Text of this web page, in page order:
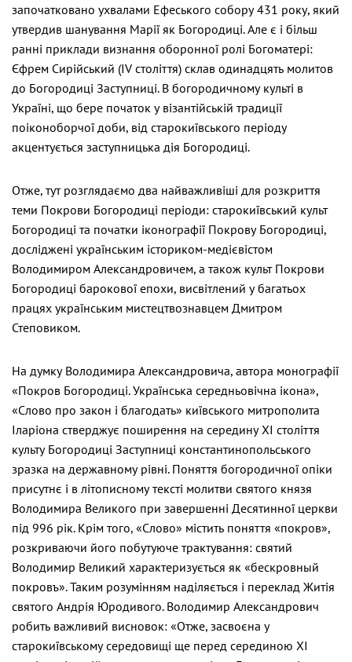
започатковано ухвалами Ефеського собору 431 року, який
утвердив шанування Марії як Богородиці. Але є і більш
ранні приклади визнання оборонної ролі Богоматері:
Єфрем Сирійський (ІV століття) склав одинадцять молитов
до Богородиці Заступниці. В богородичному культі в
Україні, що бере початок у візантійській традиції
поіконоборчої доби, від старокиївського періоду
акцентується заступницька дія Богородиці.
Отже, тут розглядаємо два найважливіші для розкриття
теми Покрови Богородиці періоди: старокиївський культ
Богородиці та початки іконографії Покрову Богородиці,
досліджені українським істориком-медієвістом
Володимиром Александровичем, а також культ Покрови
Богородиці барокової епохи, висвітлений у багатьох
працях українським мистецтвознавцем Дмитром
Степовиком.
На думку Володимира Александровича, автора монографії
«Покров Богородиці. Українська середньовічна ікона»,
«Слово про закон і благодать» київського митрополита
Іларіона стверджує поширення на середину ХІ століття
культу Богородиці Заступниці константинопольського
зразка на державному рівні. Поняття богородичної опіки
присутнє і в літописному тексті молитви святого князя
Володимира Великого при завершенні Десятинної церкви
під 996 рік. Крім того, «Слово» містить поняття «покров»,
розкриваючи його побутуюче трактування: святий
Володимир Великий характеризується як «бескровный
покровъ». Таким розумінням наділяється і переклад Житія
святого Андрія Юродивого. Володимир Александрович
робить важливий висновок: «Отже, засвоєна у
старокиївському середовищі ще перед серединою ХІ